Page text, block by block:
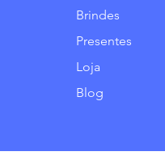
Brindes
Presentes
Loja
Blog